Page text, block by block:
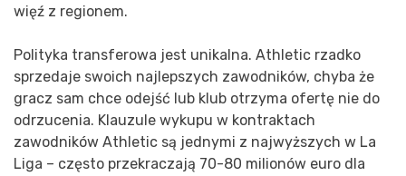
więź z regionem.
Polityka transferowa jest unikalna. Athletic rzadko
sprzedaje swoich najlepszych zawodników, chyba że
gracz sam chce odejść lub klub otrzyma ofertę nie do
odrzucenia. Klauzule wykupu w kontraktach
zawodników Athletic są jednymi z najwyższych w La
Liga – często przekraczają 70-80 milionów euro dla